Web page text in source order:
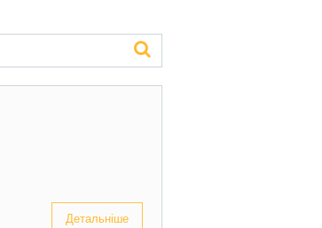
Детальніше